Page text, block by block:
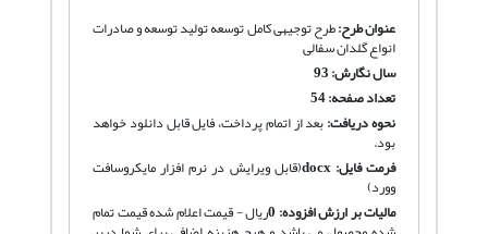
عنوان طرح:طرح توجیهی کامل توسعه تولید توسعه و صادرات
انواع گلدان سفالی
سال نگارش: 93
تعداد صفحه: 54
نحوه دریافت:بعد از اتمام پرداخت، فایل قابل دانلود خواهد
بود.
فرمت فایل:docx(قابل ویرایش در نرم افزار مایکروسافت
وورد)
مالیات بر ارزش افزوده: 0ریال - قیمت اعلام شده قیمت تمام